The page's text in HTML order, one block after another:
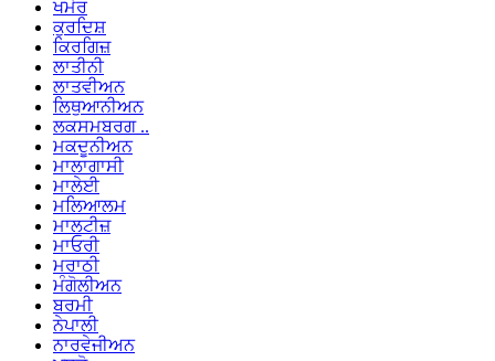
ਖਮੇਰ
ਕੁਰਦਿਸ਼
ਕਿਰਗਿਜ਼
ਲਾਤੀਨੀ
ਲਾਤਵੀਅਨ
ਲਿਥੁਆਨੀਅਨ
ਲਕਸਮਬਰਗ ..
ਮਕਦੂਨੀਅਨ
ਮਾਲਾਗਾਸੀ
ਮਾਲੇਈ
ਮਲਿਆਲਮ
ਮਾਲਟੀਜ਼
ਮਾਓਰੀ
ਮਰਾਠੀ
ਮੰਗੋਲੀਅਨ
ਬਰਮੀ
ਨੇਪਾਲੀ
ਨਾਰਵੇਜੀਅਨ